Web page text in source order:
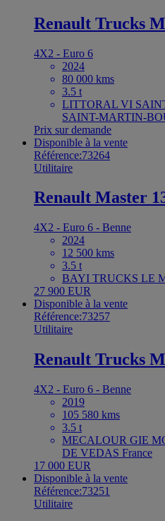
Renault Trucks
4X2 - Euro 6
2024
80 000 kms
3.5 t
LITTORAL VI
SAINT-MARTIN-
Prix sur demande
Disponible à la vente
Référence:73264
Utilitaire
Renault Master
4X2 - Euro 6 - Benne
2024
12 500 kms
3.5 t
BAYI TRUCKS LE
27 900 EUR
Disponible à la vente
Référence:73257
Utilitaire
Renault Trucks
4X2 - Euro 6 - Benne
2019
105 580 kms
3.5 t
MECALOUR GIE
DE VEDAS France
17 000 EUR
Disponible à la vente
Référence:73251
Utilitaire